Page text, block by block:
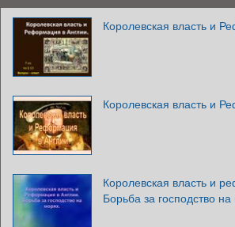
Королевская власть и
Королевская власть и
Королевская власть и
Борьба за господство